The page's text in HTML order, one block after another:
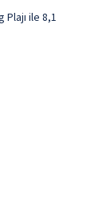
ile 8,1